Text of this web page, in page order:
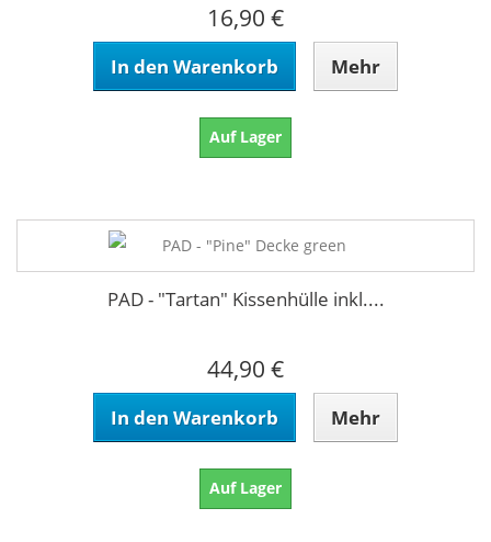
16,90 €
In den Warenkorb Mehr
Auf Lager
PAD - "Tartan" Kissenhülle inkl....
44,90 €
In den Warenkorb Mehr
Auf Lager